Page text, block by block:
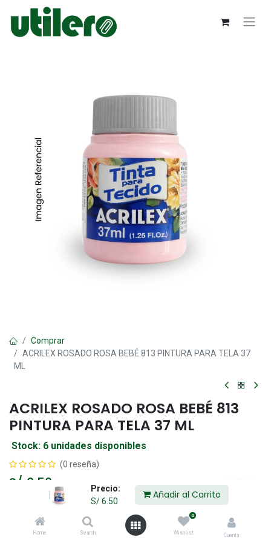
Precio:
S/6.50
Añadir al Carrito
Home Search
0
Wishlist Cuenta
Comprar
ACRILEX ROSADO ROSA BEBÉ 813 PINTURA PARA TELA 37
ML
ACRILEX ROSADO ROSA BEBÉ 813
PINTURA PARA TELA 37 ML
Stock: 6 unidades disponibles
(0 reseña)
S/ 6.50
Añadir al Carrito